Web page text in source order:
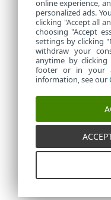
online experience,
personalized ads.
clicking "Accept all
choosing "Accept
settings by clicking
withdraw your
anytime by
footer or in your
information, see our